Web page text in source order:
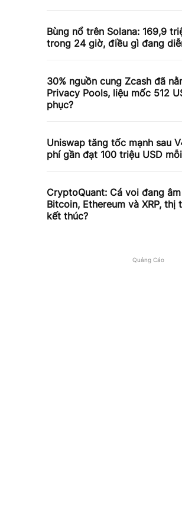
Bùng nổ trên Solana: 169,9
trong 24 giờ, điều gì đang
30% nguồn cung Zcash đã
Privacy Pools, liệu mốc 512
phục?
Uniswap tăng tốc mạnh sau
phí gần đạt 100 triệu USD
CryptoQuant: Cá voi đang
Bitcoin, Ethereum và XRP, thị
kết thúc?
Quảng Cáo